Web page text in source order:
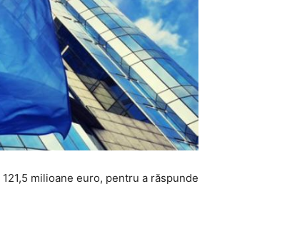
milioane euro, pentru a răspunde